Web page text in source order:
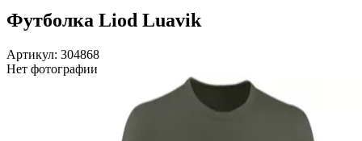
Футболка Liod Luavik
Артикул: 304868
Нет фотографии